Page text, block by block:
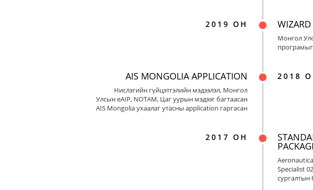
2019 ОН
Монгол
програмыг
2018
AIS MONGOLIA APPLICATION
Нислэгийн гүйцэтгэлийн мэдээлэл, Монгол
Улсын eAIP, NOTAM, Цаг уурын мэдээг багтаасан
AIS Mongolia ухаалаг утасны application гаргасан
2017 ОН
Specialist
сургалтын